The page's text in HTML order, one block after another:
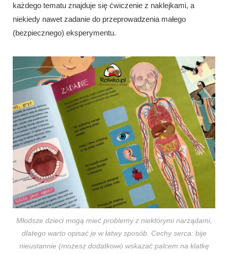
każdego tematu znajduje się ćwiczenie z naklejkami, a
niekiedy nawet zadanie do przeprowadzenia małego
(bezpiecznego) eksperymentu.
Młodsze dzieci mogą mieć problemy z niektórymi narządami,
dlatego warto opisać je w łatwy sposób. Cechy serca: bije
nieustannie (możesz dodatkowo wskazać palcem na klatkę